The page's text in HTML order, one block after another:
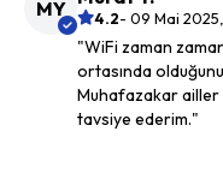
MY 4.2- 09 Mai
"WiFi zaman
ortasında
Muhafazakar ailler
tavsiye ederim."